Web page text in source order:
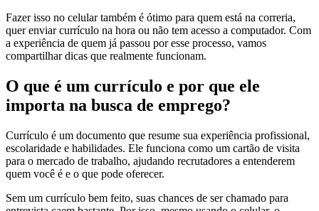
Fazer isso no celular também é ótimo para quem está na correria,
quer enviar currículo na hora ou não tem acesso a computador. Com
a experiência de quem já passou por esse processo, vamos
compartilhar dicas que realmente funcionam.
O que é um currículo e por que ele
importa na busca de emprego?
Currículo é um documento que resume sua experiência profissional,
escolaridade e habilidades. Ele funciona como um cartão de visita
para o mercado de trabalho, ajudando recrutadores a entenderem
quem você é e o que pode oferecer.
Sem um currículo bem feito, suas chances de ser chamado para